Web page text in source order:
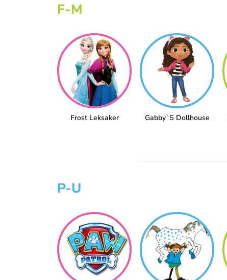
F-M
Frost Leksaker Gabby`s Dollhouse
P-U